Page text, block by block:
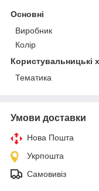
Основні
Виробник
Колір
Користувальницькі
Тематика
Умови доставки
Нова Пошта
Укрпошта
Самовивіз